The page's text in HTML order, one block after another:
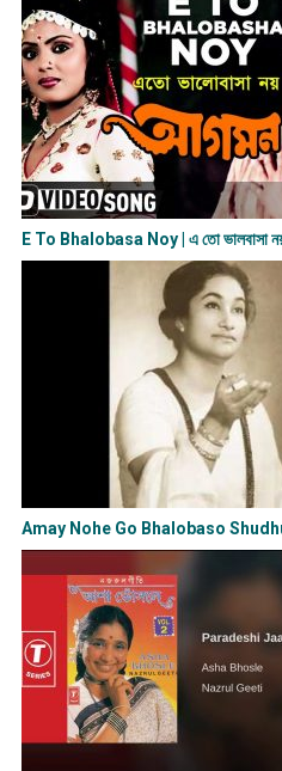
E To Bhalobasa Noy | এ তো ভালবাসা
Amay Nohe Go Bhalobaso Shudhu |